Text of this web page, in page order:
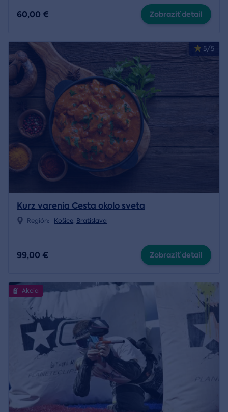
60,00 € Zobraziť detail
5/5
Kurz varenia Cesta okolo sveta
Región: Košice, Bratislava
99,00 € Zobraziť detail
Akcia